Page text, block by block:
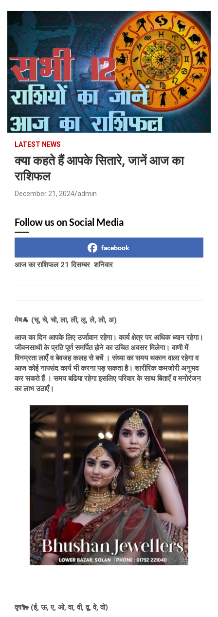
LATEST NEWS
क्या कहते हैं आपके सितारे, जानें आज का
राशिफल
December 21, 2024 admin
Follow us on Social Media
facebook
आज का राशिफल 21 दिसम्बर शनिवार
मेष🐐 (चू, चे, चो, ला, ली, लू, ले, लो, अ)
आज का दिन आपके लिए उर्जावान रहेगा। कार्य क्षेत्र पर अधिक ध्यान रहेगा।
जीवनसाथी के प्रति पूर्ण समर्पित होने का उचित अवसर मिलेगा। वाणी में
विनम्रता लाएँ व बेवजह कलह से बचें । संध्या का समय थकान वाला रहेगा व
आज कोई नापसंद कार्य भी करना पड़ सकता है। शारीरिक कमजोरी अनुभव
कर सकते हैं । समय बढिया रहेगा इसलिए परिवार के साथ बिताएँ व मनोरंजन
का लाभ उठाएँ।
वृष🐂 (ई, ऊ, ए, ओ, वा, वी, वू, वे, वो)